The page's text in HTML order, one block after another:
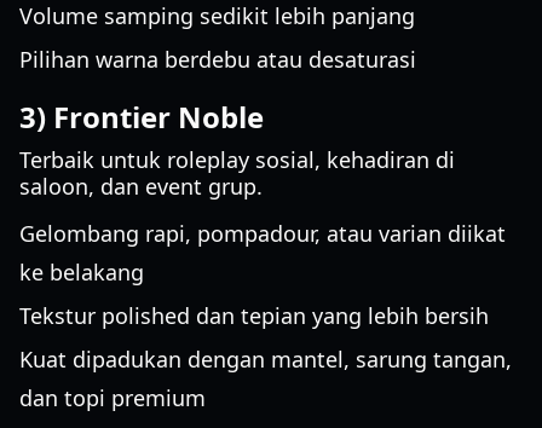
Volume samping sedikit lebih panjang
Pilihan warna berdebu atau desaturasi
3) Frontier Noble
Terbaik untuk roleplay sosial, kehadiran di
saloon, dan event grup.
Gelombang rapi, pompadour, atau varian diikat
ke belakang
Tekstur polished dan tepian yang lebih bersih
Kuat dipadukan dengan mantel, sarung tangan,
dan topi premium